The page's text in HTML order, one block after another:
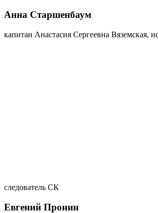
Анна Старшенбаум
капитан Анастасия Сергеевна Вяземская,
следователь СК
Евгений Пронин